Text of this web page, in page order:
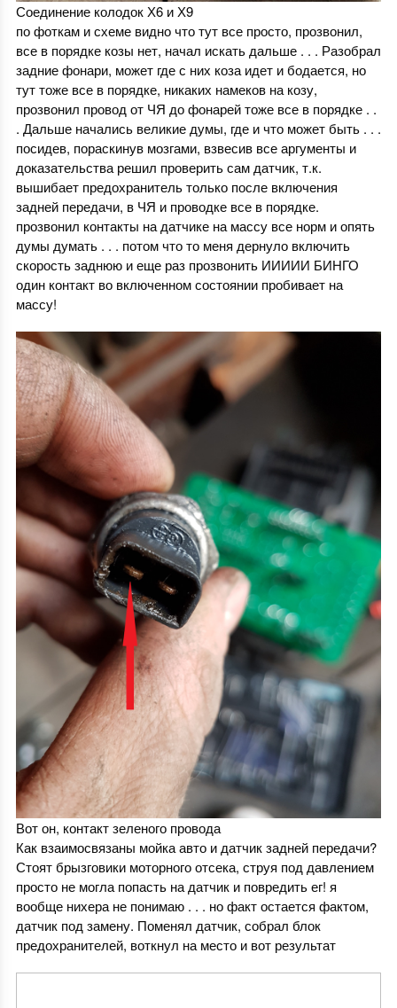
Соединение колодок Х6 и Х9
по фоткам и схеме видно что тут все просто, прозвонил,
все в порядке козы нет, начал искать дальше . . . Разобрал
задние фонари, может где с них коза идет и бодается, но
тут тоже все в порядке, никаких намеков на козу,
прозвонил провод от ЧЯ до фонарей тоже все в порядке . .
. Дальше начались великие думы, где и что может быть . . .
посидев, пораскинув мозгами, взвесив все аргументы и
доказательства решил проверить сам датчик, т.к.
вышибает предохранитель только после включения
задней передачи, в ЧЯ и проводке все в порядке.
прозвонил контакты на датчике на массу все норм и опять
думы думать . . . потом что то меня дернуло включить
скорость заднюю и еще раз прозвонить ИИИИИ БИНГО
один контакт во включенном состоянии пробивает на
массу!
Вот он, контакт зеленого провода
Как взаимосвязаны мойка авто и датчик задней передачи?
Стоят брызговики моторного отсека, струя под давлением
просто не могла попасть на датчик и повредить ег! я
вообще нихера не понимаю . . . но факт остается фактом,
датчик под замену. Поменял датчик, собрал блок
предохранителей, воткнул на место и вот результат